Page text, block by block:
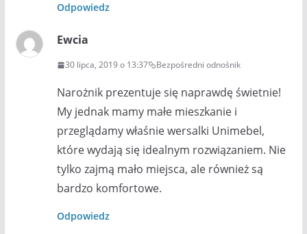
Odpowiedz
Ewcia
30 lipca, 2019 o 13:37 Bezpośredni odnośnik
Narożnik prezentuje się naprawdę świetnie!
My jednak mamy małe mieszkanie i
przeglądamy właśnie wersalki Unimebel,
które wydają się idealnym rozwiązaniem. Nie
tylko zajmą mało miejsca, ale również są
bardzo komfortowe.
Odpowiedz